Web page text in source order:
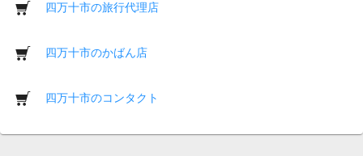
四万十市の旅行代理店
四万十市のかばん店
四万十市のコンタクト